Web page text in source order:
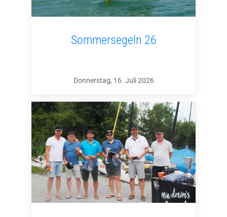
Sommersegeln 26
Donnerstag, 16. Juli 2026